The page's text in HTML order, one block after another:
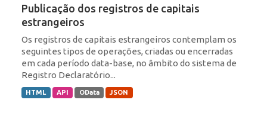
Publicação dos registros de capitais
estrangeiros
Os registros de capitais estrangeiros contemplam os
seguintes tipos de operações, criadas ou encerradas
em cada período data-base, no âmbito do sistema de
Registro Declaratório...
HTML API OData JSON